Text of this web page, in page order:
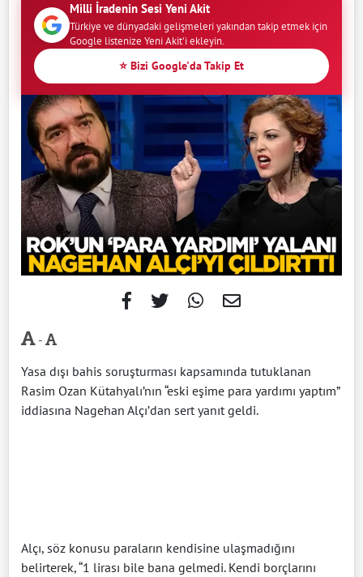
Milli İradenin Sesi Yeni Akit
Türkiye ve dünyadaki gelişmeleri yakından takip etmek için
Google listenize Yeni Akit'i ekleyin.
⭐ Bizi Google'da Takip Et
-
Yasa dışı bahis soruşturması kapsamında tutuklanan
Rasim Ozan Kütahyalı’nın “eski eşime para yardımı yaptım”
iddiasına Nagehan Alçı’dan sert yanıt geldi.
Alçı, söz konusu paraların kendisine ulaşmadığını
belirterek, “1 lirası bile bana gelmedi. Kendi borçlarını